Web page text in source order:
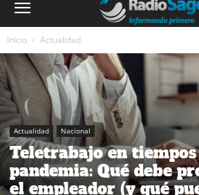
Inicio Actualidad
Actualidad Nacional
Teletrabajo en tiempos
pandemia: Qué debe
el empleador (y qué